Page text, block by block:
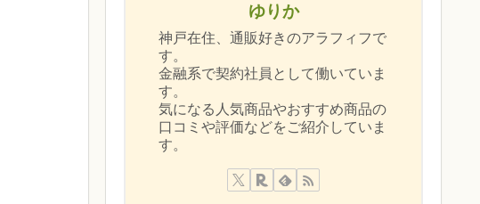
ゆりか
神戸在住、通販好きのアラフィフで
す。
金融系で契約社員として働いていま
す。
気になる人気商品やおすすめ商品の
口コミや評価などをご紹介していま
す。